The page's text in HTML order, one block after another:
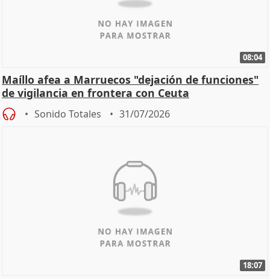
08:04
Maíllo afea a Marruecos "dejación de funciones"
de vigilancia en frontera con Ceuta
Sonido Totales 31/07/2026
18:07